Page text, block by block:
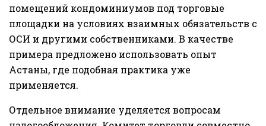
помещений кондоминиумов под торговые
площадки на условиях взаимных обязательств с
ОСИ и другими собственниками. В качестве
примера предложено использовать опыт
Астаны, где подобная практика уже
применяется.
Отдельное внимание уделяется вопросам